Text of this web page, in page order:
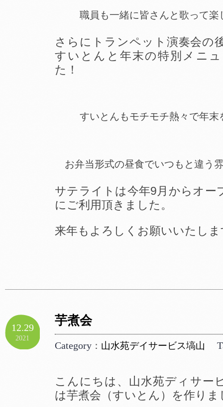
職員も一緒に皆さんと歌って楽
さらにトランペット演奏会の
すいとんと年末の特別メニ
た！
すいとんもモチモチ熱々で年末
お弁当形式の昼食でいつもと違う
サテライトは今年9月からオー
にご利用頂きました。
来年もよろしくお願いいたし
12.29
2021
芋煮会
Category ： 山水苑デイサービス塙山
こんにちは、山水苑ディサー
は芋煮会（すいとん）を作りま